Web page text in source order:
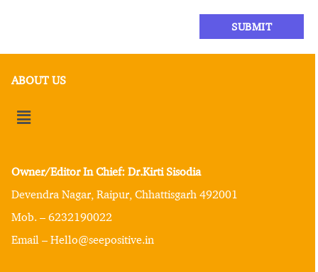
ABOUT US
Owner/Editor In Chief: Dr.Kirti Sisodia
Devendra Nagar, Raipur, Chhattisgarh 492001
Mob. – 6232190022
Email – Hello@seepositive.in